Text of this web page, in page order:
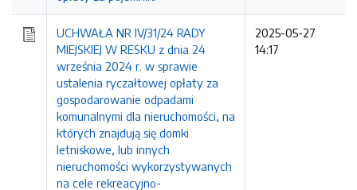
UCHWAŁA NR IV/31/24 RADY
MIEJSKIEJ W RESKU z dnia 24
września 2024 r. w sprawie
ustalenia ryczałtowej opłaty za
gospodarowanie odpadami
komunalnymi dla nieruchomości, na
których znajdują się domki
letniskowe, lub innych
nieruchomości wykorzystywanych
na cele rekreacyjno-
2025-05-27
14:17